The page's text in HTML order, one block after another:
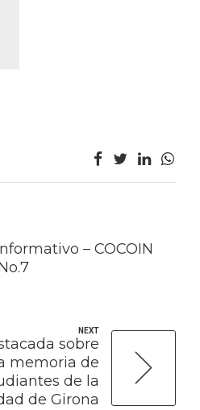
– COCOIN
NEXT
sobre
memoria de
de la
de Girona